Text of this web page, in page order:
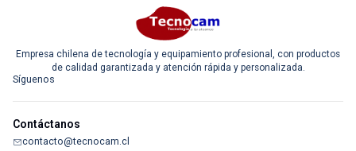
Empresa chilena de tecnología y equipamiento profesional, con productos
de calidad garantizada y atención rápida y personalizada.
Síguenos
Contáctanos
contacto@tecnocam.cl